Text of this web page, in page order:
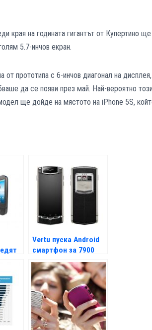
края на годината гигантът от Купертино ще
5.7-инчов екран.
прототипа с 6-инчов диагонал на дисплея,
да се появи през май. Най-вероятно този
ще дойде на мястото на iPhone 5S,
Vertu пуска Android
смартфон за 7900
евро